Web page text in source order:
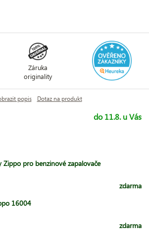
Záruka
originality
popis Dotaz na produkt
do 11.8. u Vás
Zippo pro benzinové zapalovače
zdarma
16004
zdarma